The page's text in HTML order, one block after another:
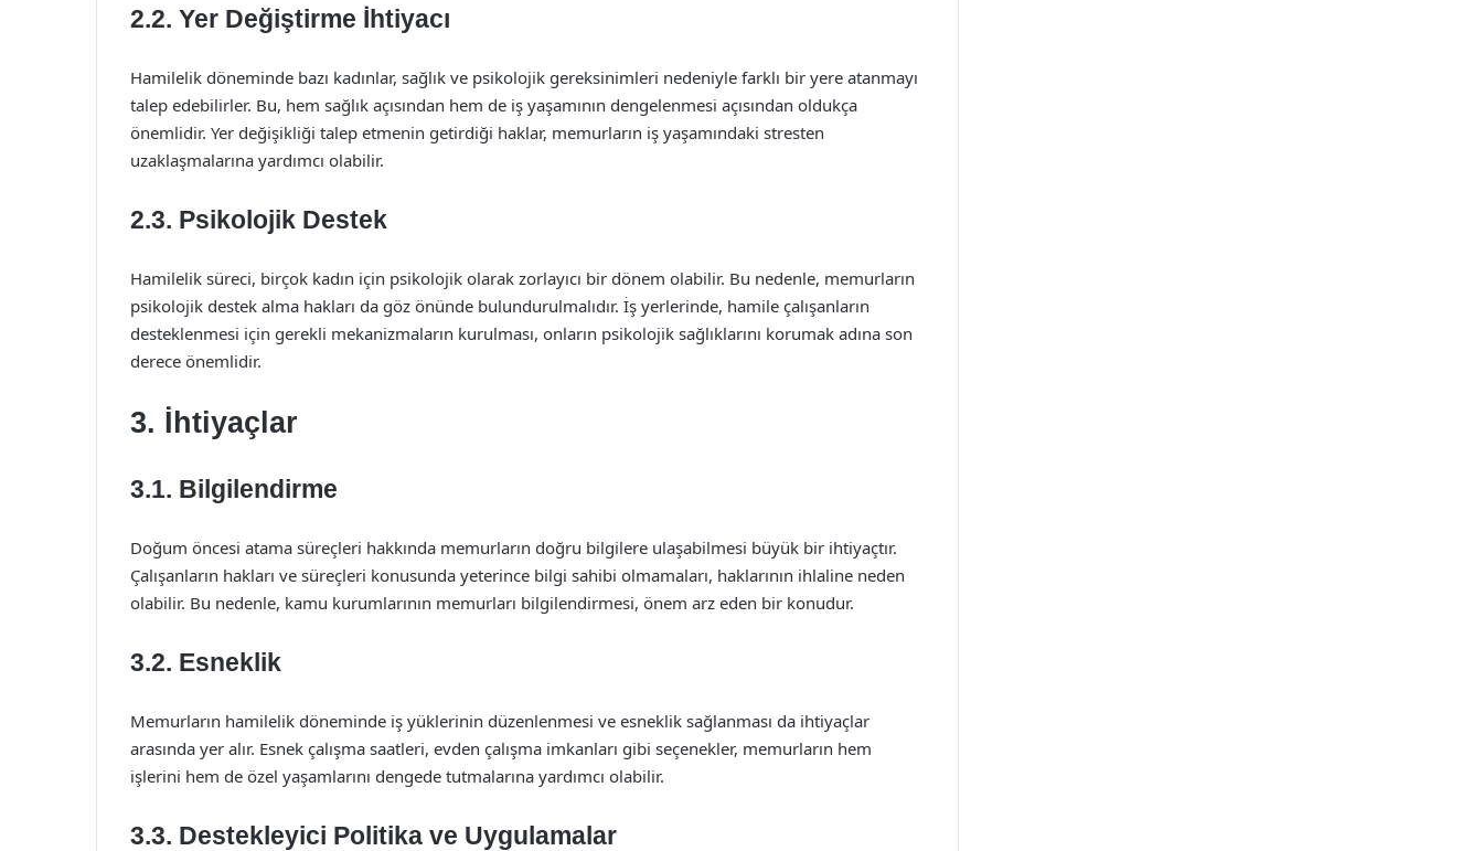
2.2. Yer Değiştirme İhtiyacı
Hamilelik döneminde bazı kadınlar, sağlık ve psikolojik gereksinimleri nedeniyle farklı bir yere atanmayı
talep edebilirler. Bu, hem sağlık açısından hem de iş yaşamının dengelenmesi açısından oldukça
önemlidir. Yer değişikliği talep etmenin getirdiği haklar, memurların iş yaşamındaki stresten
uzaklaşmalarına yardımcı olabilir.
2.3. Psikolojik Destek
Hamilelik süreci, birçok kadın için psikolojik olarak zorlayıcı bir dönem olabilir. Bu nedenle, memurların
psikolojik destek alma hakları da göz önünde bulundurulmalıdır. İş yerlerinde, hamile çalışanların
desteklenmesi için gerekli mekanizmaların kurulması, onların psikolojik sağlıklarını korumak adına son
derece önemlidir.
3. İhtiyaçlar
3.1. Bilgilendirme
Doğum öncesi atama süreçleri hakkında memurların doğru bilgilere ulaşabilmesi büyük bir ihtiyaçtır.
Çalışanların hakları ve süreçleri konusunda yeterince bilgi sahibi olmamaları, haklarının ihlaline neden
olabilir. Bu nedenle, kamu kurumlarının memurları bilgilendirmesi, önem arz eden bir konudur.
3.2. Esneklik
Memurların hamilelik döneminde iş yüklerinin düzenlenmesi ve esneklik sağlanması da ihtiyaçlar
arasında yer alır. Esnek çalışma saatleri, evden çalışma imkanları gibi seçenekler, memurların hem
işlerini hem de özel yaşamlarını dengede tutmalarına yardımcı olabilir.
3.3. Destekleyici Politika ve Uygulamalar